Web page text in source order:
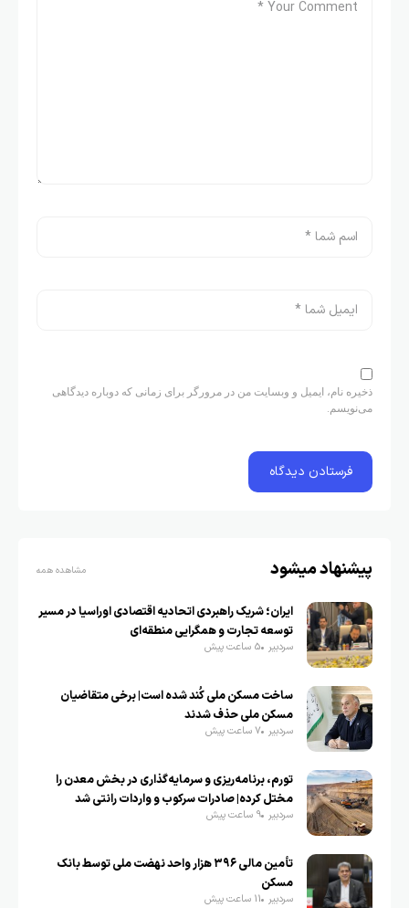
ذخیره نام، ایمیل و وبسایت من در مرورگر برای زمانی که دوباره دیدگاهی
می‌نویسم.
پیشنهاد میشود مشاهده همه
ایران؛ شریک راهبردی اتحادیه اقتصادی اوراسیا در مسیر
توسعه تجارت و همگرایی منطقه‌ای
سردبیر 5 ساعت پیش
ساخت مسکن ملی کُند شده است| برخی متقاضیان
مسکن ملی حذف شدند
سردبیر 7 ساعت پیش
تورم، برنامه‌ریزی و سرمایه‌گذاری در بخش معدن را
مختل کرده| صادرات سرکوب و واردات رانتی شد
سردبیر 9 ساعت پیش
تأمین مالی ۳۹۶ هزار واحد نهضت ملی توسط بانک
مسکن
سردبیر 11 ساعت پیش